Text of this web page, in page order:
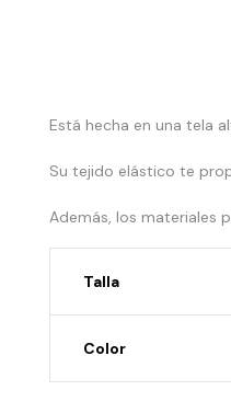
Está hecha en una tela
Su tejido elástico te
Además, los materiales
Talla
Color